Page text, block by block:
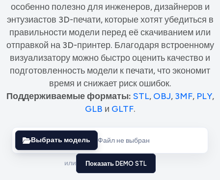
особенно полезно для инженеров, дизайнеров и
энтузиастов 3D-печати, которые хотят убедиться в
правильности модели перед её скачиванием или
отправкой на 3D-принтер. Благодаря встроенному
визуализатору можно быстро оценить качество и
подготовленность модели к печати, что экономит
время и снижает риск ошибок.
Поддерживаемые форматы: STL, OBJ, 3MF, PLY,
GLB и GLTF.
Выбрать модель Файл не выбран
или Показать DEMO STL